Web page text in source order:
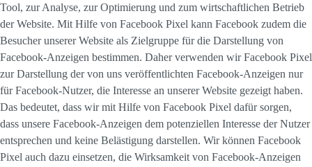
Tool, zur Analyse, zur Optimierung und zum wirtschaftlichen Betrieb
der Website. Mit Hilfe von Facebook Pixel kann Facebook zudem die
Besucher unserer Website als Zielgruppe für die Darstellung von
Facebook-Anzeigen bestimmen. Daher verwenden wir Facebook Pixel
zur Darstellung der von uns veröffentlichten Facebook-Anzeigen nur
für Facebook-Nutzer, die Interesse an unserer Website gezeigt haben.
Das bedeutet, dass wir mit Hilfe von Facebook Pixel dafür sorgen,
dass unsere Facebook-Anzeigen dem potenziellen Interesse der Nutzer
entsprechen und keine Belästigung darstellen. Wir können Facebook
Pixel auch dazu einsetzen, die Wirksamkeit von Facebook-Anzeigen